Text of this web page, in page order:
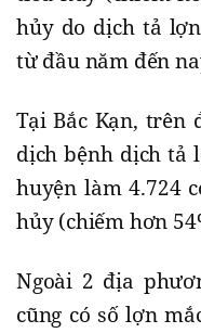
hủy do dịch tả
từ đầu năm đến
Tại Bắc Kạn,
dịch bệnh dịch tả
huyện làm 4.724
hủy (chiếm hơn
Ngoài 2 địa
cũng có số lợn